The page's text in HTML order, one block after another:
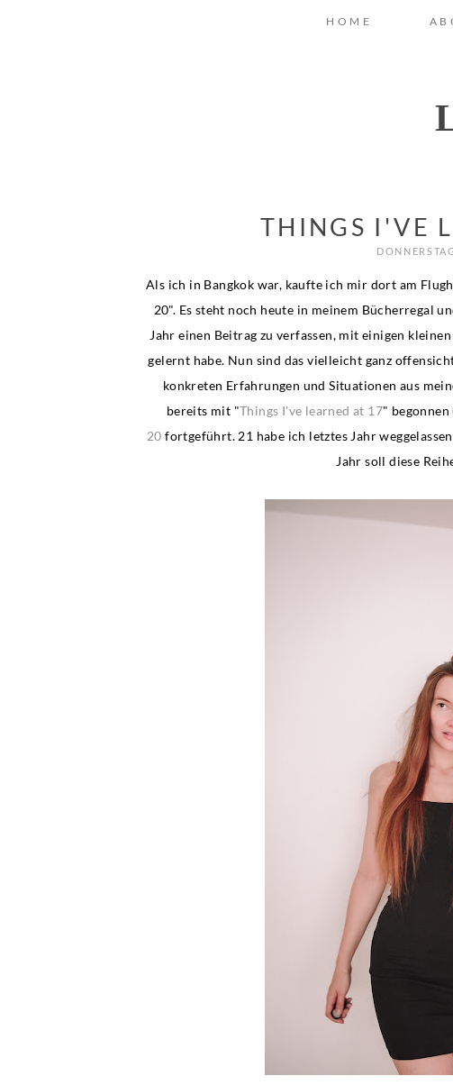
HOME
THINGS I'VE
Als ich in Bangkok war, kaufte ich mir dort am
20". Es steht noch heute in meinem Bücherregal
Jahr einen Beitrag zu verfassen, mit einigen
gelernt habe. Nun sind das vielleicht ganz
konkreten Erfahrungen und Situationen aus
bereits mit "Things I've learned at 17"
20 fortgeführt. 21 habe ich letztes Jahr
Jahr soll diese